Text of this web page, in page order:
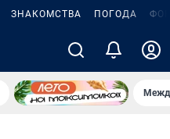
ЗНАКОМСТВА ПОГОДА